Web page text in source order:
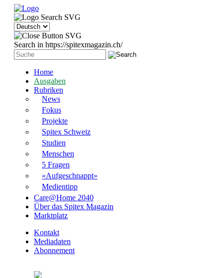
Search in https://spitexmagazin.ch/
Home
Ausgaben
Rubriken
News
Fokus
Projekte
Spitex Schweiz
Studien
Menschen
5 Fragen
«Aufgeschnappt»
Medientipp
Care@Home 2040
Über das Spitex Magazin
Marktplatz
Kontakt
Mediadaten
Abonnement